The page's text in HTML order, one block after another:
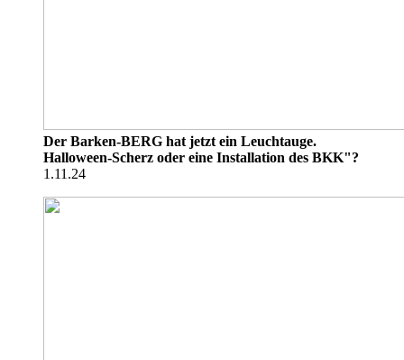
Der Barken-BERG hat jetzt ein Leuchtauge.
Halloween-Scherz oder eine Installation des BKK"?
1.11.24